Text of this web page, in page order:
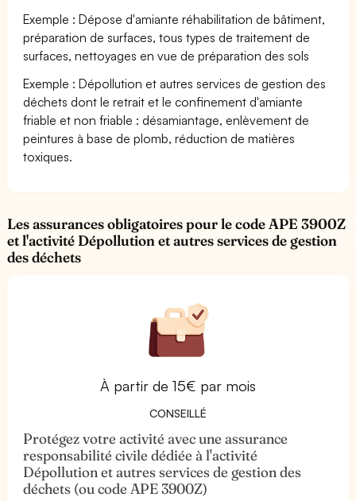
Exemple : Dépose d'amiante réhabilitation de bâtiment,
préparation de surfaces, tous types de traitement de
surfaces, nettoyages en vue de préparation des sols
Exemple : Dépollution et autres services de gestion des
déchets dont le retrait et le confinement d'amiante
friable et non friable : désamiantage, enlèvement de
peintures à base de plomb, réduction de matières
toxiques.
Les assurances obligatoires pour le code APE 3900Z
et l'activité Dépollution et autres services de gestion
des déchets
À partir de 15€ par mois
CONSEILLÉ
Protégez votre activité avec une assurance
responsabilité civile dédiée à l'activité
Dépollution et autres services de gestion des
déchets (ou code APE 3900Z)